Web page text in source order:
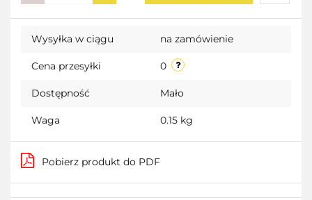
Do
Wysyłka w ciągu na zamówienie
Cena przesyłki 0
Dostępność Mało
Waga 0.15 kg
Pobierz produkt do PDF